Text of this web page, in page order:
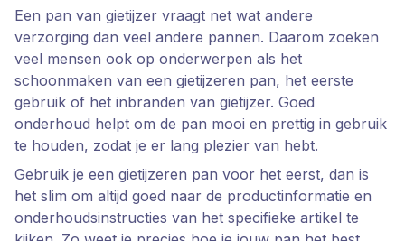
Een pan van gietijzer vraagt net wat andere
verzorging dan veel andere pannen. Daarom zoeken
veel mensen ook op onderwerpen als het
schoonmaken van een gietijzeren pan, het eerste
gebruik of het inbranden van gietijzer. Goed
onderhoud helpt om de pan mooi en prettig in gebruik
te houden, zodat je er lang plezier van hebt.
Gebruik je een gietijzeren pan voor het eerst, dan is
het slim om altijd goed naar de productinformatie en
onderhoudsinstructies van het specifieke artikel te